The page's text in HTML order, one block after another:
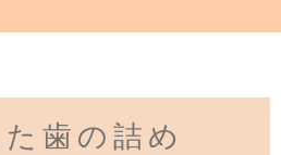
歯の詰め